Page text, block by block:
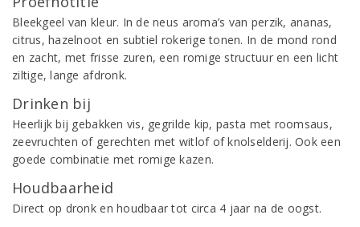
Bleekgeel van kleur. In de neus aroma’s van perzik, ananas,
citrus, hazelnoot en subtiel rokerige tonen. In de mond rond
en zacht, met frisse zuren, een romige structuur en een licht
ziltige, lange afdronk.
Drinken bij
Heerlijk bij gebakken vis, gegrilde kip, pasta met roomsaus,
zeevruchten of gerechten met witlof of knolselderij. Ook een
goede combinatie met romige kazen.
Houdbaarheid
Direct op dronk en houdbaar tot circa 4 jaar na de oogst.